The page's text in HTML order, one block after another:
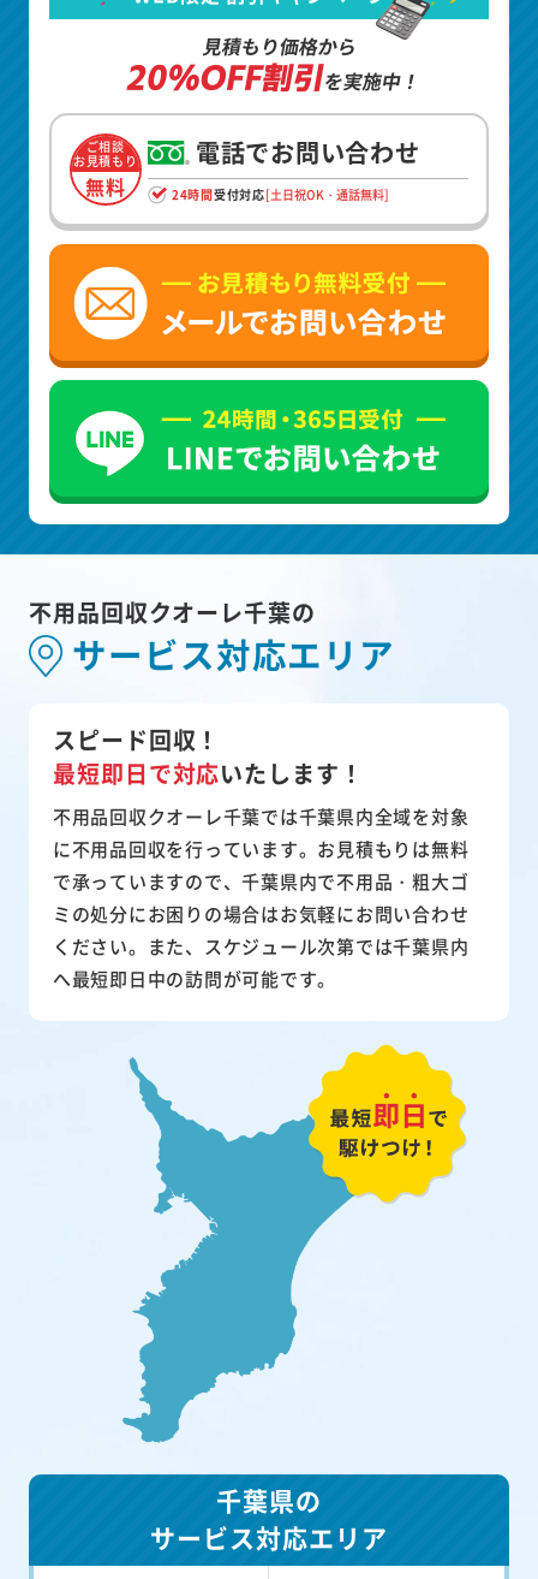
見積もり価格から
20%OFF割引を実施中！
ご相談
お見積もり
無料
電話でお問い合わせ
24時間受付対応[土日祝OK・通話無料]
不用品回収クオーレ千葉の
サービス対応エリア
スピード回収！
最短即日で対応いたします！
不用品回収クオーレ千葉では千葉県内全域を対象
に不用品回収を行っています。お見積もりは無料
で承っていますので、千葉県内で不用品・粗大ゴ
ミの処分にお困りの場合はお気軽にお問い合わせ
ください。また、スケジュール次第では千葉県内
へ最短即日中の訪問が可能です。
千葉県の
サービス対応エリア